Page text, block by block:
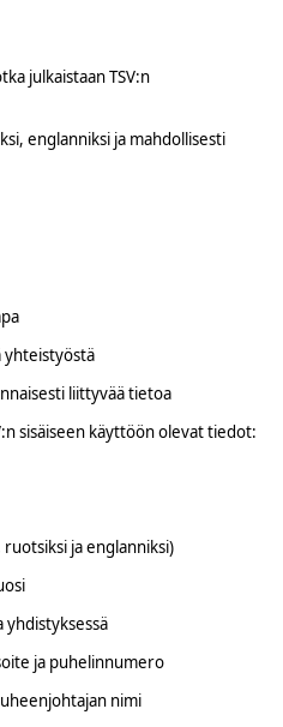
julkaistaan TSV:n
englanniksi ja mahdollisesti
yhteistyöstä
liittyvää tietoa
sisäiseen käyttöön olevat tiedot:
ja englanniksi)
yhdistyksessä
ja puhelinnumero
nimi